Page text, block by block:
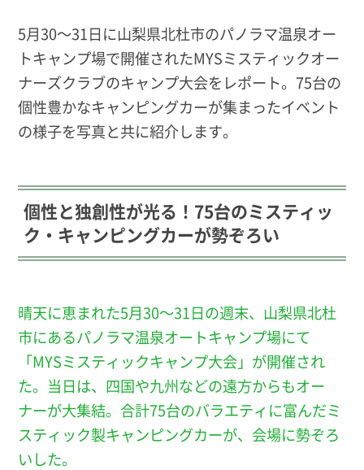
5月30～31日に山梨県北杜市のパノラマ温泉オー
トキャンプ場で開催されたMYSミスティックオー
ナーズクラブのキャンプ大会をレポート。75台の
個性豊かなキャンピングカーが集まったイベント
の様子を写真と共に紹介します。
個性と独創性が光る！75台のミスティッ
ク・キャンピングカーが勢ぞろい
晴天に恵まれた5月30～31日の週末、山梨県北杜
市にあるパノラマ温泉オートキャンプ場にて
「MYSミスティックキャンプ大会」が開催され
た。当日は、四国や九州などの遠方からもオー
ナーが大集結。合計75台のバラエティに富んだミ
スティック製キャンピングカーが、会場に勢ぞろ
いした。